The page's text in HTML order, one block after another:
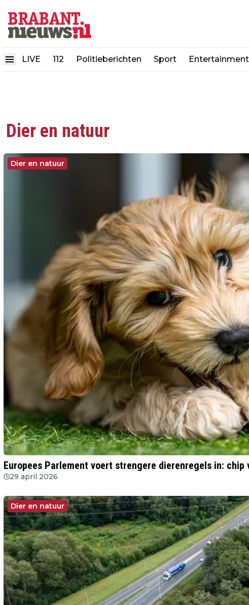
LIVE 112 Politieberichten Sport Entertainment
Dier en natuur
Dier en natuur
Europees Parlement voert strengere dierenregels in:
29 april 2026
Dier en natuur